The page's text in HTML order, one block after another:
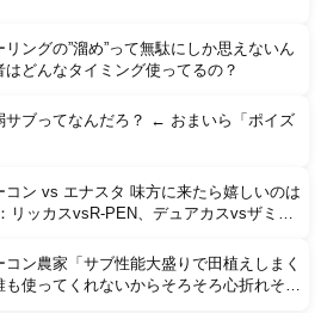
リングの”溜め”って無駄にしか思えないん
はどんなタイミング使ってるの？
サブってなんだろ？ ← おまいら「ポイズ
コン vs エナスタ 味方に来たら嬉しいのは
リッカスvsR-PEN、デュアカスvsザミナ
コン農家「サブ性能大盛りで田植えしまく
も使ってくれないからそろそろ心折れそ